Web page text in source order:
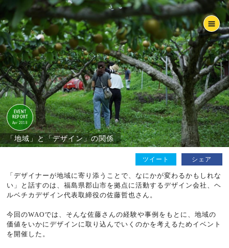
EVENT
REPORT
Apr 2018
「地域」と「デザイン」の関係
ツイート シェア
「デザイナーが地域に寄り添うことで、なにかが変わるかもしれな
い」と話すのは、福島県郡山市を拠点に活動するデザイン会社、ヘ
ルベチカデザイン代表取締役の佐藤哲也さん。
今回のWAOでは、そんな佐藤さんの経験や事例をもとに、地域の
価値をいかにデザインに取り込んでいくのかを考えるためイベント
を開催した。